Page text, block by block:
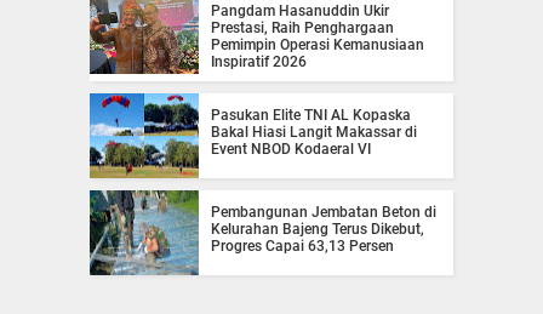
Pangdam Hasanuddin Ukir
Prestasi, Raih Penghargaan
Pemimpin Operasi Kemanusiaan
Inspiratif 2026
Pasukan Elite TNI AL Kopaska
Bakal Hiasi Langit Makassar di
Event NBOD Kodaeral VI
Pembangunan Jembatan Beton di
Kelurahan Bajeng Terus Dikebut,
Progres Capai 63,13 Persen